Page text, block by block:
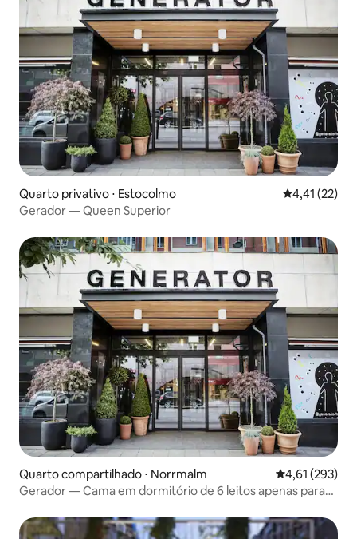
Quarto privativo ⋅ Estocolmo 4,41 de uma
4,41 (22)
Gerador — Queen Superior
Quarto compartilhado ⋅ Norrmalm 4,61 de uma
4,61 (293)
Gerador — Cama em dormitório de 6 leitos apenas para